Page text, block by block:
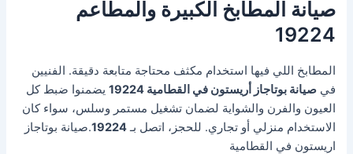
صيانة المطابخ الكبيرة والمطاعم
19224
المطابخ اللي فيها استخدام مكثف محتاجة متابعة دقيقة. الفنيين
فيصيانة بوتاجاز أريستون في القطامية 19224
يضمنوا ضبط كل
العيون والفرن والشواية لضمان تشغيل مستمر وسلس، سواء كان
الاستخدام منزلي أو تجاري. للحجز، اتصل بـ19224.صيانة بوتاجاز
اريستون في القطامية